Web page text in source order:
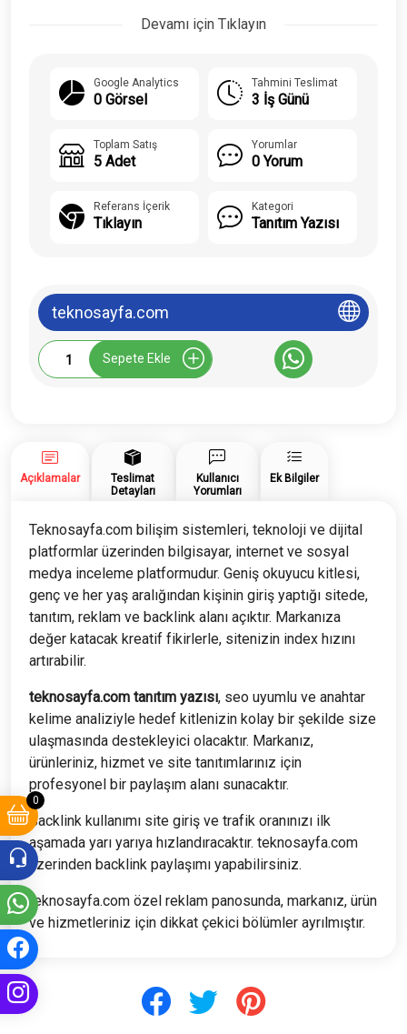
0
Devamı için Tıklayın
Google Analytics
0 Görsel
Tahmini Teslimat
3 İş Günü
Toplam Satış
5 Adet
Yorumlar
0 Yorum
Referans İçerik
Tıklayın
Kategori
Tanıtım Yazısı
teknosayfa.com
Teknosayfa.com
Tanıtım
Sepete Ekle
Açıklamalar
Teslimat
Detayları
Kullanıcı
Yorumları
Ek Bilgiler
Teknosayfa.com bilişim sistemleri, teknoloji ve dijital
platformlar üzerinden bilgisayar, internet ve sosyal
medya inceleme platformudur. Geniş okuyucu kitlesi,
genç ve her yaş aralığından kişinin giriş yaptığı sitede,
tanıtım, reklam ve backlink alanı açıktır. Markanıza
değer katacak kreatif fikirlerle, sitenizin index hızını
artırabilir.
teknosayfa.com tanıtım yazısı, seo uyumlu ve anahtar
kelime analiziyle hedef kitlenizin kolay bir şekilde size
ulaşmasında destekleyici olacaktır. Markanız,
ürünleriniz, hizmet ve site tanıtımlarınız için
profesyonel bir paylaşım alanı sunacaktır.
Backlink kullanımı site giriş ve trafik oranınızı ilk
aşamada yarı yarıya hızlandıracaktır. teknosayfa.com
üzerinden backlink paylaşımı yapabilirsiniz.
teknosayfa.com özel reklam panosunda, markanız, ürün
ve hizmetleriniz için dikkat çekici bölümler ayrılmıştır.